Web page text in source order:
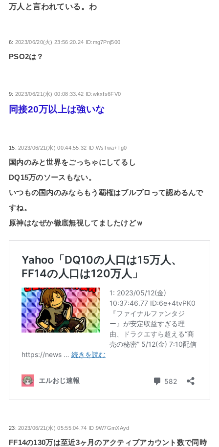
万人と言われている。わ
6: 2023/06/20(火) 23:56:20.24 ID:mg7Pnj500
PSO2は？
9: 2023/06/21(水) 00:08:33.42 ID:wkxfs6FV0
同接20万以上は強いな
15:2023/06/21(水) 00:44:55.32 ID:WsTwa+Tg0
国内のみと世界をごっちゃにしてるし
DQ15万のソースもない。
いつもの国内のみならもう覇権はブルプロって認めるんで
すね。
原神はなぜか徹底無視してましたけどｗ
23:2023/06/21(水) 05:55:04.74 ID:9W7GmXAyd
FF14の130万は至近3ヶ月のアクティブアカウント数で同時